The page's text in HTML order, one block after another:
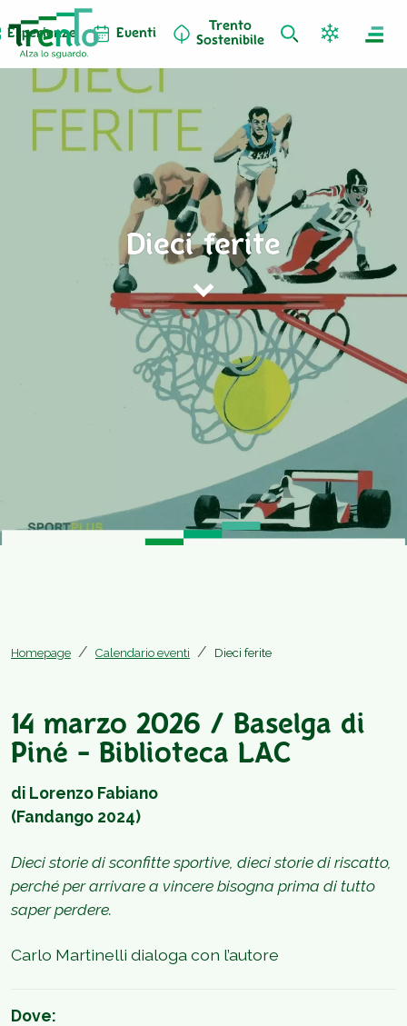
Esperienze Eventi
Trento
Sostenibile
Dieci ferite
Homepage Calendario eventi Dieci ferite
14 marzo 2026 / Baselga di
Piné - Biblioteca LAC
di Lorenzo Fabiano
(Fandango 2024)
Dieci storie di sconfitte sportive, dieci storie di riscatto,
perché per arrivare a vincere bisogna prima di tutto
saper perdere.
Carlo Martinelli dialoga con l’autore
Dove: